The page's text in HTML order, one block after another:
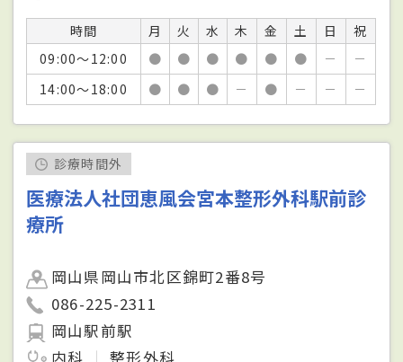
時間 月 火 水 木 金 土 日
祝
09:00～12:00
● ● ● ● ● ● －
－
14:00～18:00
● ● ● － ● － － －
診療時間外
医療法人社団恵風会宮本整形外科駅前診
療所
岡山県岡山市北区錦町2番8号
086-225-2311
岡山駅前駅
内科
整形外科